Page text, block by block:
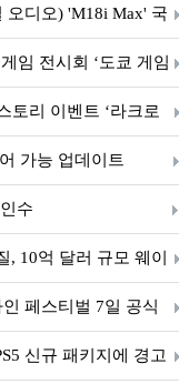
오디오) 'M18i Max' 국
임 전시회 ‘도쿄 게임
토리 이벤트 ‘라크로
시!가능 업데이트
수
, 10억 달러 규모 웨이
페스티벌 7일 공식
신규 패키지에 경고